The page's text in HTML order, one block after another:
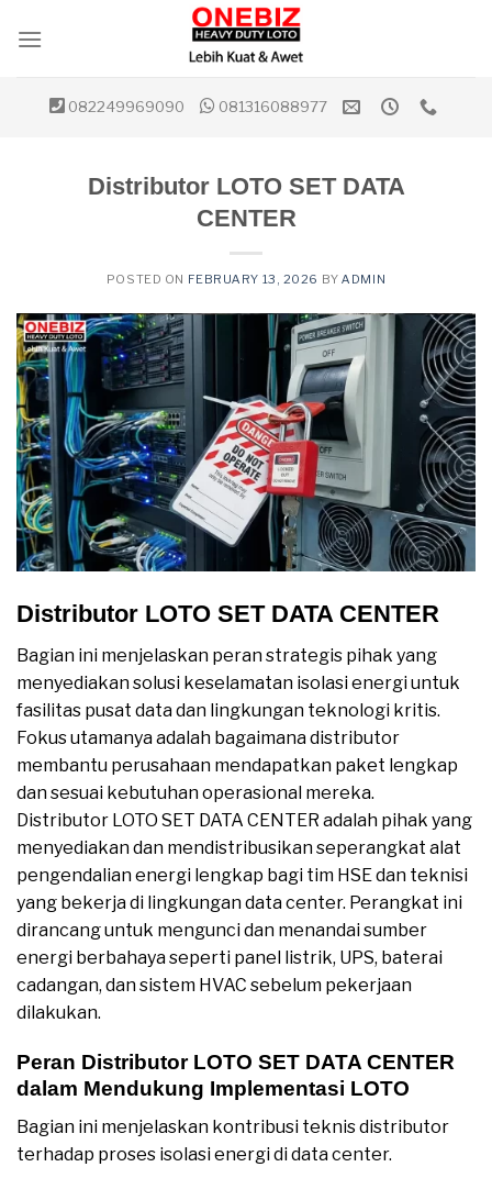
082249969090 081316088977
Distributor LOTO SET DATA
CENTER
POSTED ON FEBRUARY 13, 2026 BYADMIN
Distributor LOTO SET DATA CENTER
Bagian ini menjelaskan peran strategis pihak yang
menyediakan solusi keselamatan isolasi energi untuk
fasilitas pusat data dan lingkungan teknologi kritis.
Fokus utamanya adalah bagaimana distributor
membantu perusahaan mendapatkan paket lengkap
dan sesuai kebutuhan operasional mereka.
Distributor LOTO SET DATA CENTER adalah pihak yang
menyediakan dan mendistribusikan seperangkat alat
pengendalian energi lengkap bagi tim HSE dan teknisi
yang bekerja di lingkungan data center. Perangkat ini
dirancang untuk mengunci dan menandai sumber
energi berbahaya seperti panel listrik, UPS, baterai
cadangan, dan sistem HVAC sebelum pekerjaan
dilakukan.
Peran Distributor LOTO SET DATA CENTER
dalam Mendukung Implementasi LOTO
Bagian ini menjelaskan kontribusi teknis distributor
terhadap proses isolasi energi di data center.